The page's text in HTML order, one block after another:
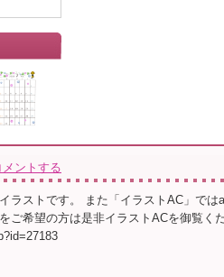
メントする
ラストです。 また「イラストAC」では
ご希望の方は是非イラストACを御覧く